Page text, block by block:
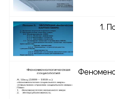
1.